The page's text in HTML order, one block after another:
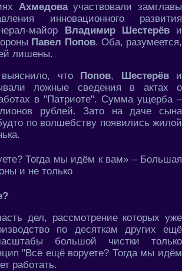
Ахмедоваучаствовали замглавы
инновационного развития
майор Владимир Шестерёви
Павел Попов. Оба, разумеется,
лишены.
что Попов, Шестерёв и
ложные сведения в актах о
в "Патриоте". Сумма ущерба –
рублей. Зато на даче сына
по волшебству появились жилой
дел, рассмотрение которых уже
по десяткам других ещё
большой чистки только
"Всё ещё воруете? Тогда мы идём
работать.